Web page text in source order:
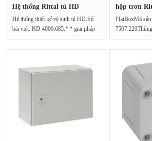
Hệ thống Rittal tủ HD
Hệ thống thiết kế vệ sinh tủ HD.Số
bài viết: HD 4000.685.* * giải pháp
hộp trơn
FlatBoxMã